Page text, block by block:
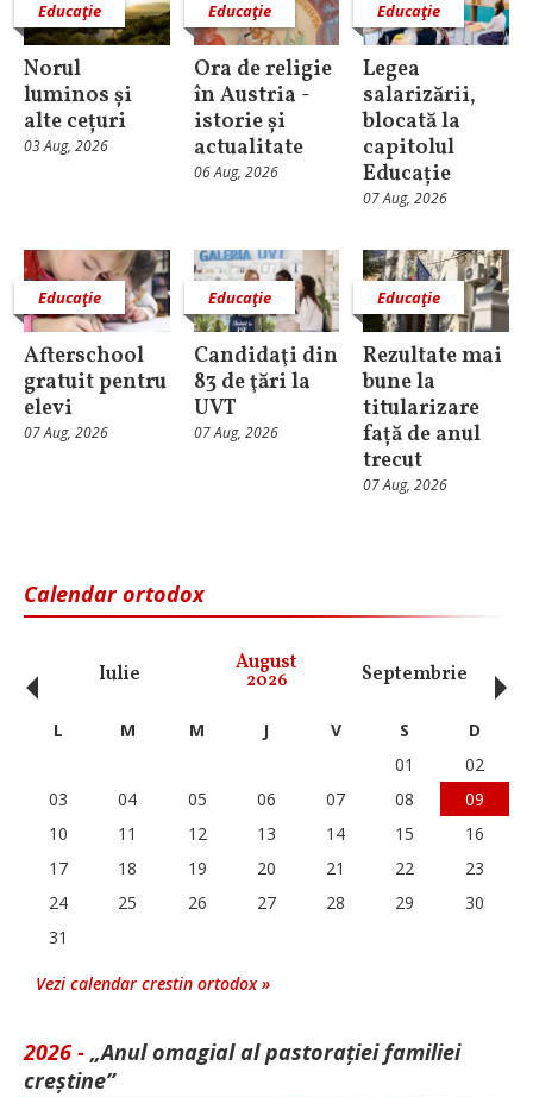
Educaţie
Norul
luminos și
alte cețuri
03 Aug, 2026
Educaţie
Ora de religie
în Austria -
istorie și
actualitate
06 Aug, 2026
Educaţie
Legea
salarizării,
blocată la
capitolul
Educație
07 Aug, 2026
Educaţie
Afterschool
gratuit pentru
elevi
07 Aug, 2026
Educaţie
Candidaţi din
83 de ţări la
UVT
07 Aug, 2026
Educaţie
Rezultate mai
bune la
titularizare
față de anul
trecut
07 Aug, 2026
Calendar ortodox
Iulie August
2026 Septembrie
‹ L M M J V S
D
01
02
03
04 05 06 07 08
09
10
11 12 13 14 15
16
17
18 19 20 21 22
23
24
25 26 27 28 29
30
31
Vezi calendar crestin ortodox »
2026 - „Anul omagial al pastorației familiei
creștine”